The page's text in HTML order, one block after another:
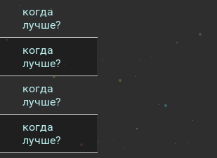
когда
лучше?
когда
лучше?
когда
лучше?
когда
лучше?